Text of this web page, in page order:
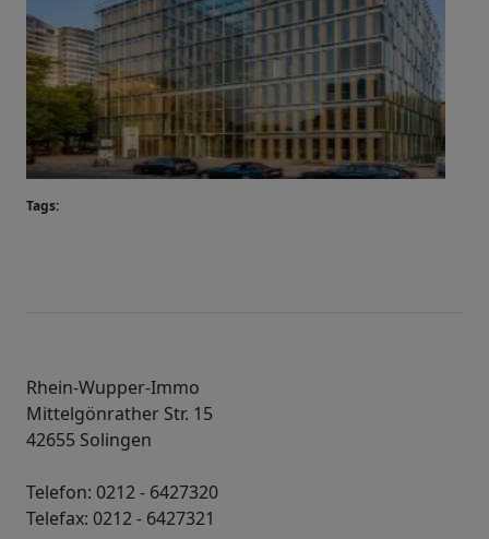
Tags:
Rhein-Wupper-Immo
Mittelgönrather Str. 15
42655 Solingen
Telefon: 0212 - 6427320
Telefax: 0212 - 6427321